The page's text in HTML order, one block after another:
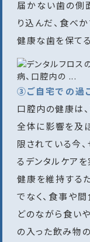
届かない歯の側
り込んだ、食べ
健康な歯を保てる
③ご自宅での過
口腔内の健康は
全体に影響を及
限されている今
るデンタルケアを
健康を維持する
でなく、食事や
どのながら食い
の入った飲み物